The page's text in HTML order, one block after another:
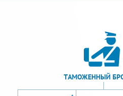
ТАМОЖЕННЫЙ